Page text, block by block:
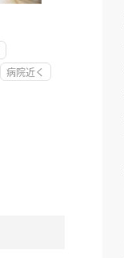
病院近く